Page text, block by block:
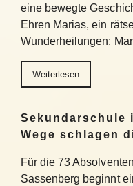
eine bewegte
Ehren Marias, ein
Wunderheilungen:
Weiterlesen
Sekundarschule
Wege schlagen
Für die 73
Sassenberg beginnt